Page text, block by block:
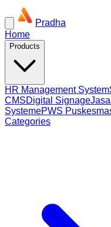
Pradha
Home
Products
HR Management System
CMSDigital Signage
SystemePWS
Categories